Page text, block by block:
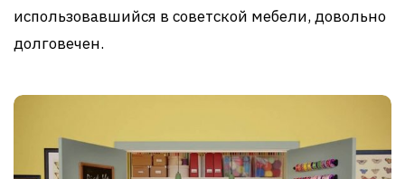
использовавшийся в советской мебели, довольно
долговечен.